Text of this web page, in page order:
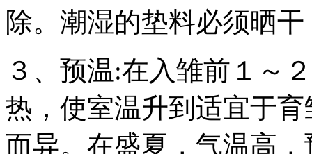
除。潮湿的垫料必须晒
３、预温:在入雏前１～
热，使室温升到适宜于
而异。在盛夏，气温高